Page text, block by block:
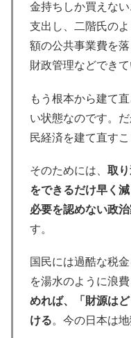
金持ちしか買えな
支出し、二階氏の
額の公共事業費を
財政管理などできて
もう根本から建て
い状態なのです。
民経済を建て直す
そのためには、 取
をできるだけ早く
必要を認めない政
す。
国民には過酷な税
を湯水のように浪費
めれば、「財源は
ける。今の日本は